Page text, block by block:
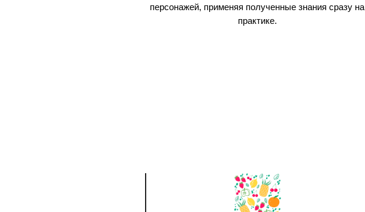
персонажей, применяя полученные знания сразу на
практике.